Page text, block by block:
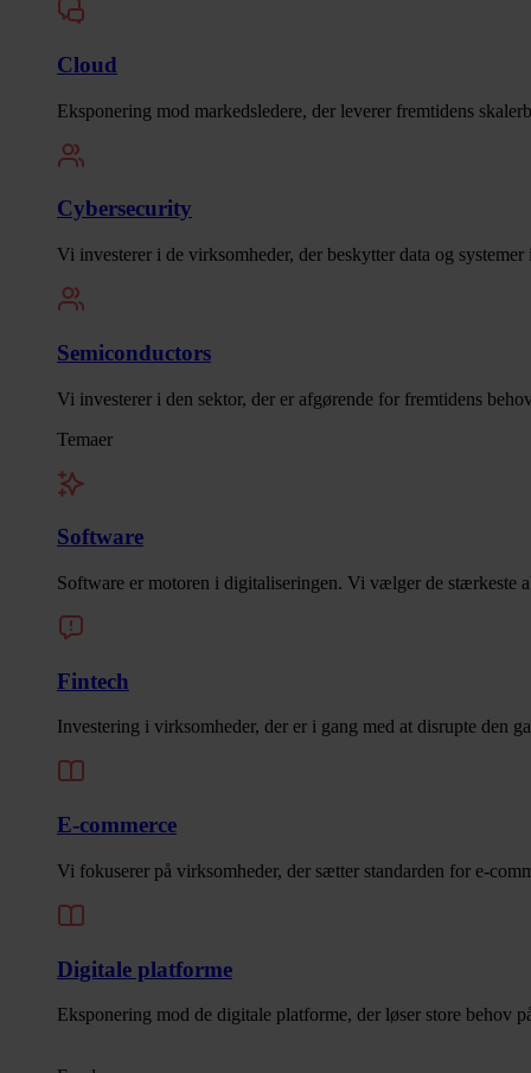
Cloud
Eksponering mod markedsledere, der leverer fremtidens
Cybersecurity
Vi investerer i de virksomheder, der beskytter data og
Semiconductors
Vi investerer i den sektor, der er afgørende for fremtidens
Temaer
Software
Software er motoren i digitaliseringen. Vi vælger de stærkeste
Fintech
Investering i virksomheder, der er i gang med at disrupte den
E-commerce
Vi fokuserer på virksomheder, der sætter standarden for e-
Digitale platforme
Eksponering mod de digitale platforme, der løser store behov